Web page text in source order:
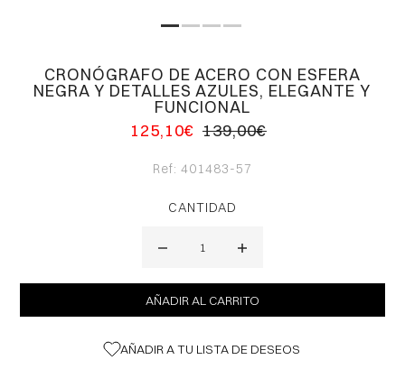
CRONÓGRAFO DE ACERO CON ESFERA
NEGRA Y DETALLES AZULES, ELEGANTE Y
FUNCIONAL
125,10€ 139,00€
Ref: 401483-57
CANTIDAD
AÑADIR A TU LISTA DE DESEOS